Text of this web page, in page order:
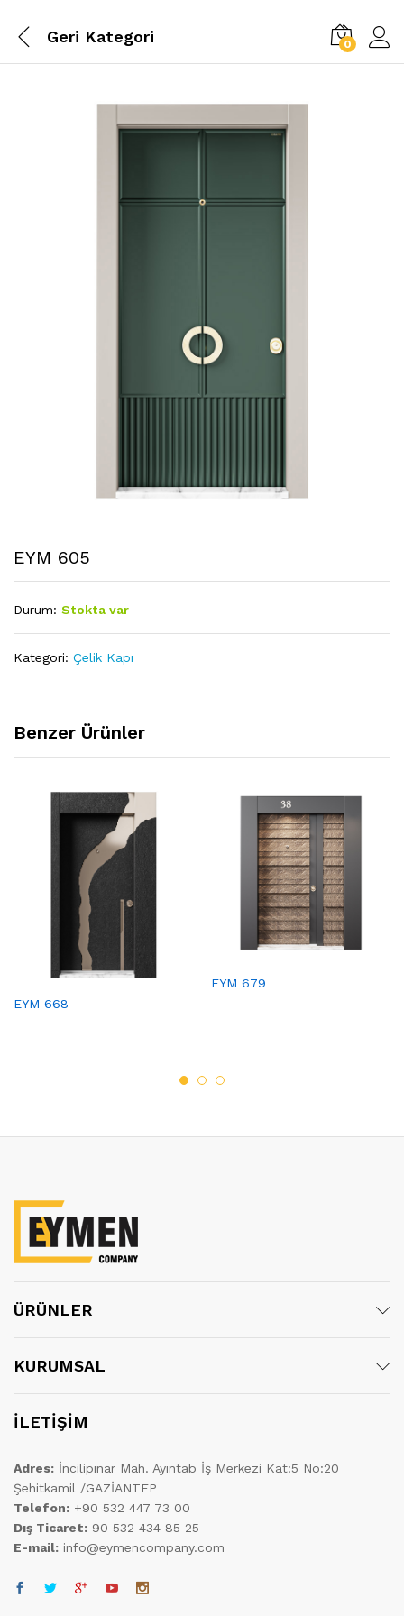
Geri Kategori 0
EYM 605
Durum: Stokta var
Kategori: Çelik Kapı
Benzer Ürünler
EYM 668
EYM 679
ÜRÜNLER
KURUMSAL
İLETİŞİM
Adres: İncilipınar Mah. Ayıntab İş Merkezi Kat:5 No:20
Şehitkamil /GAZİANTEP
Telefon: +90 532 447 73 00
Dış Ticaret: 90 532 434 85 25
E-mail: info@eymencompany.com